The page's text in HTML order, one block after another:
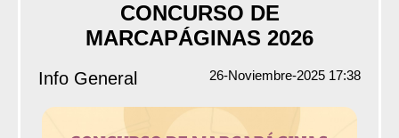
CONCURSO DE
MARCAPÁGINAS 2026
Info General 26-Noviembre-2025 17:38